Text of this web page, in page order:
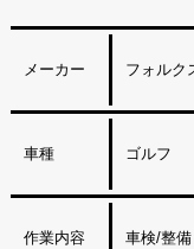
メーカー フォルク
車種 ゴルフ
作業内容 車検/整備